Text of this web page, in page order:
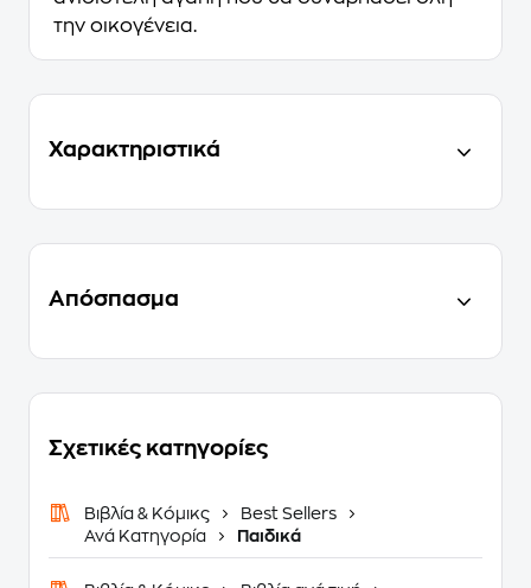
την οικογένεια.
Χαρακτηριστικά
Απόσπασμα
Σχετικές κατηγορίες
Βιβλία & Κόμικς
Best Sellers
Ανά Κατηγορία
Παιδικά